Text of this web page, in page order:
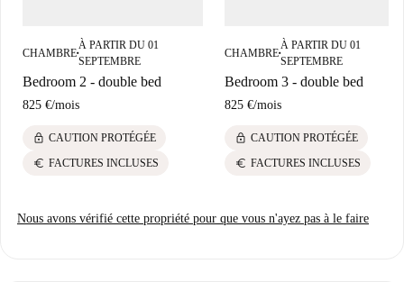
Les chambres sont entièrement équipées avec lit double, armoire, bureau
et chauffage. Tout est pensé pour votre confort. Nous disposons
également d'un service de ménage hebdomadaire des parties communes
et d'un ménage bimensuel des chambres, incluant un changement de
draps, pour vous assurer de toujours disposer d'un espace propre et
CHAMBRE■
À PARTIR DU 01
SEPTEMBRE
Bedroom 2 - double bed
825 €/mois
lock CAUTION PROTÉGÉE
euro FACTURES INCLUSES
CHAMBRE■
À PARTIR DU 01
SEPTEMBRE
Bedroom 3 - double bed
825 €/mois
lock CAUTION PROTÉGÉE
euro FACTURES INCLUSES
Nous avons vérifié cette propriété pour que vous n'ayez pas à le faire